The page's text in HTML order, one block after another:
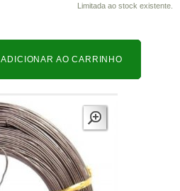
Limitada ao stock existente.
ADICIONAR AO CARRINHO